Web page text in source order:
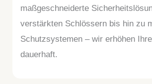
maßgeschneiderte
verstärkten Schlössern bis hin zu
Schutzsystemen – wir erhöhen
dauerhaft.